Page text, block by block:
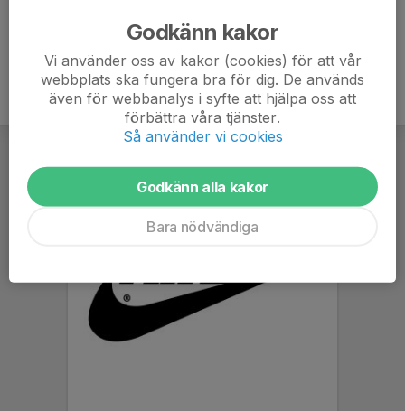
Godkänn kakor
Vi använder oss av kakor (cookies) för att vår
webbplats ska fungera bra för dig. De används
även för webbanalys i syfte att hjälpa oss att
förbättra våra tjänster.
Så använder vi cookies
Godkänn alla kakor
Bara nödvändiga